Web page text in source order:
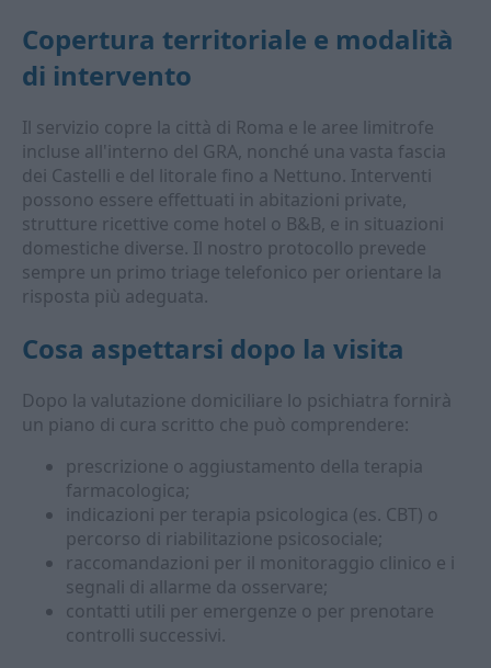
Copertura territoriale e modalità
di intervento
Il servizio copre la città di Roma e le aree limitrofe
incluse all'interno del GRA, nonché una vasta fascia
dei Castelli e del litorale fino a Nettuno. Interventi
possono essere effettuati in abitazioni private,
strutture ricettive come hotel o B&B, e in situazioni
domestiche diverse. Il nostro protocollo prevede
sempre un primo triage telefonico per orientare la
risposta più adeguata.
Cosa aspettarsi dopo la visita
Dopo la valutazione domiciliare lo psichiatra fornirà
un piano di cura scritto che può comprendere:
prescrizione o aggiustamento della terapia
farmacologica;
indicazioni per terapia psicologica (es. CBT) o
percorso di riabilitazione psicosociale;
raccomandazioni per il monitoraggio clinico e i
segnali di allarme da osservare;
contatti utili per emergenze o per prenotare
controlli successivi.